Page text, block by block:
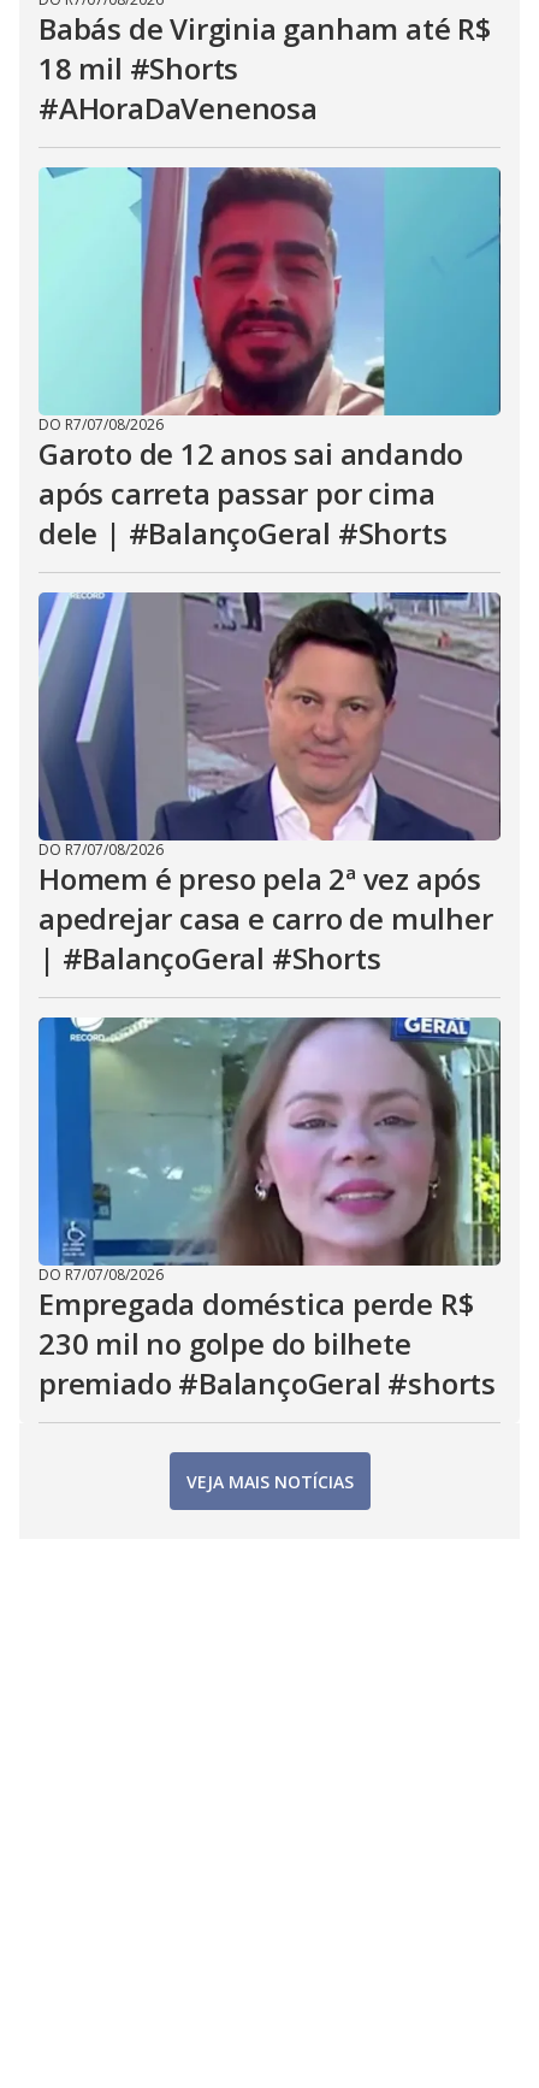
Babás de Virginia ganham até R$
18 mil #Shorts
#AHoraDaVenenosa
DO R7/07/08/2026
Garoto de 12 anos sai andando
após carreta passar por cima
dele | #BalançoGeral #Shorts
DO R7/07/08/2026
Homem é preso pela 2ª vez após
apedrejar casa e carro de mulher
| #BalançoGeral #Shorts
DO R7/07/08/2026
Empregada doméstica perde R$
230 mil no golpe do bilhete
premiado #BalançoGeral #shorts
VEJA MAIS NOTÍCIAS